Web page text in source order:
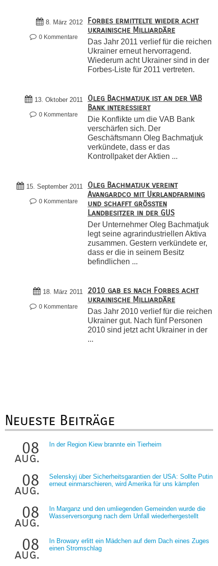
8. März 2012
0 Kommentare
Forbes ermittelte wieder acht
ukrainische Milliardäre
Das Jahr 2011 verlief für die reichen
Ukrainer erneut hervorragend.
Wiederum acht Ukrainer sind in der
Forbes-Liste für 2011 vertreten.
13. Oktober 2011
0 Kommentare
Oleg Bachmatjuk ist an der VAB
Bank interessiert
Die Konflikte um die VAB Bank
verschärfen sich. Der
Geschäftsmann Oleg Bachmatjuk
verkündete, dass er das
Kontrollpaket der Aktien ...
15. September 2011
0 Kommentare
Oleg Bachmatjuk vereint
Avangardco mit Ukrlandfarming
und schafft größten
Landbesitzer in der GUS
Der Unternehmer Oleg Bachmatjuk
legt seine agrarindustriellen Aktiva
zusammen. Gestern verkündete er,
dass er die in seinem Besitz
befindlichen ...
18. März 2011
0 Kommentare
2010 gab es nach Forbes acht
ukrainische Milliardäre
Das Jahr 2010 verlief für die reichen
Ukrainer gut. Nach fünf Personen
2010 sind jetzt acht Ukrainer in der
...
Neueste Beiträge
08
aug.
In der Region Kiew brannte ein Tierheim
08
aug.
Selenskyj über Sicherheitsgarantien der USA: Sollte Putin
erneut einmarschieren, wird Amerika für uns kämpfen
08
aug.
In Marganz und den umliegenden Gemeinden wurde die
Wasserversorgung nach dem Unfall wiederhergestellt
08
aug.
In Browary erlitt ein Mädchen auf dem Dach eines Zuges
einen Stromschlag